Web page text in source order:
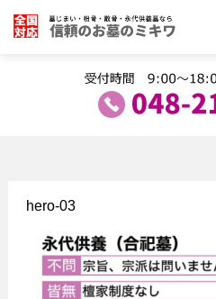
hero-03